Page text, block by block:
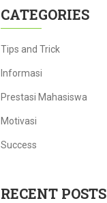
CATEGORIES
Tips and Trick
Informasi
Prestasi Mahasiswa
Motivasi
Success
RECENT POSTS